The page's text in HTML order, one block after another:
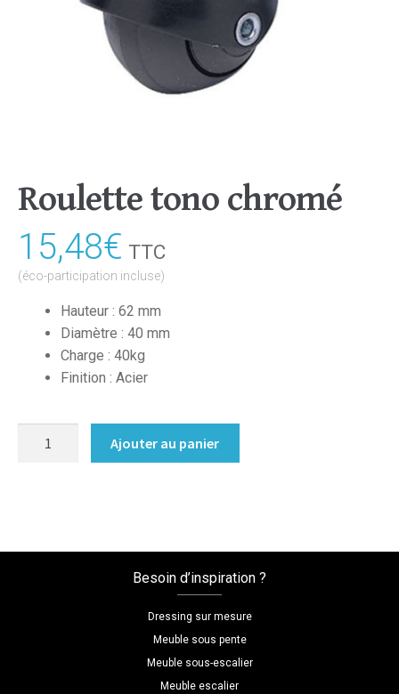
Roulette tono chromé
15,48€ TTC
(éco-participation incluse)
Hauteur : 62 mm
Diamètre : 40 mm
Charge : 40kg
Finition : Acier
Ajouter au panier
Besoin d’inspiration ?
Dressing sur mesure
Meuble sous pente
Meuble sous-escalier
Meuble escalier